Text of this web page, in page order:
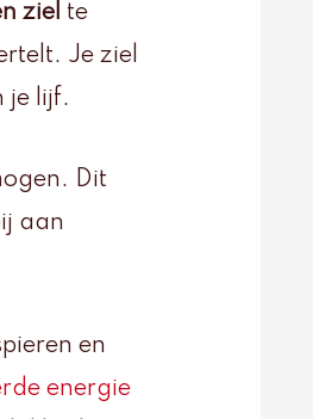
ziel te
Je ziel
je lijf.
Dit
aan
en
energie